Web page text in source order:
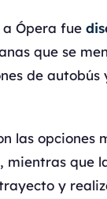
a Ópera fue
que se
de
las opciones
mientras que
y